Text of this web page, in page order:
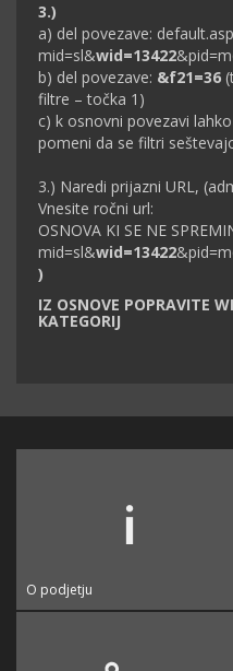
3.)
a) del povezave:
mid=sl&wid=13422
b) del povezave: &f21=36
filtre – točka 1)
c) k osnovni povezavi
pomeni da se filtri
3.) Naredi prijazni URL,
Vnesite ročni url:
OSNOVA KI SE NE
mid=sl&wid=13422
)
IZ OSNOVE POPRAVITE
KATEGORIJ
O podjetju